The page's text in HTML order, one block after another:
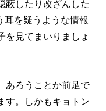
蔽したり改ざんした
を疑うような情報
を見てまいりましょ
あろうことか前足で
す。しかもキョトン